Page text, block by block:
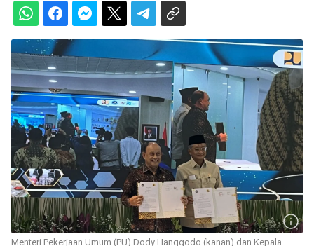
Menteri Pekerjaan Umum (PU) Dody Hanggodo​​​​​​​ (kanan) dan Kepala